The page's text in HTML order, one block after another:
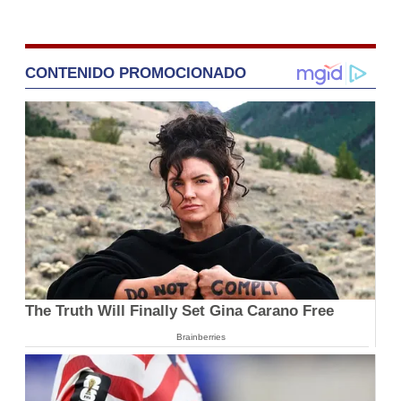
CONTENIDO PROMOCIONADO
The Truth Will Finally Set Gina Carano Free
Brainberries